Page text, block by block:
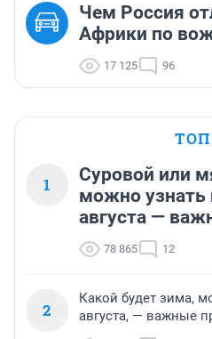
Чем Россия
Африки по
17 125 96
ТОП
1
Суровой или
можно узнать
августа —
78 865 12
2
Какой будет зима,
августа, — важные